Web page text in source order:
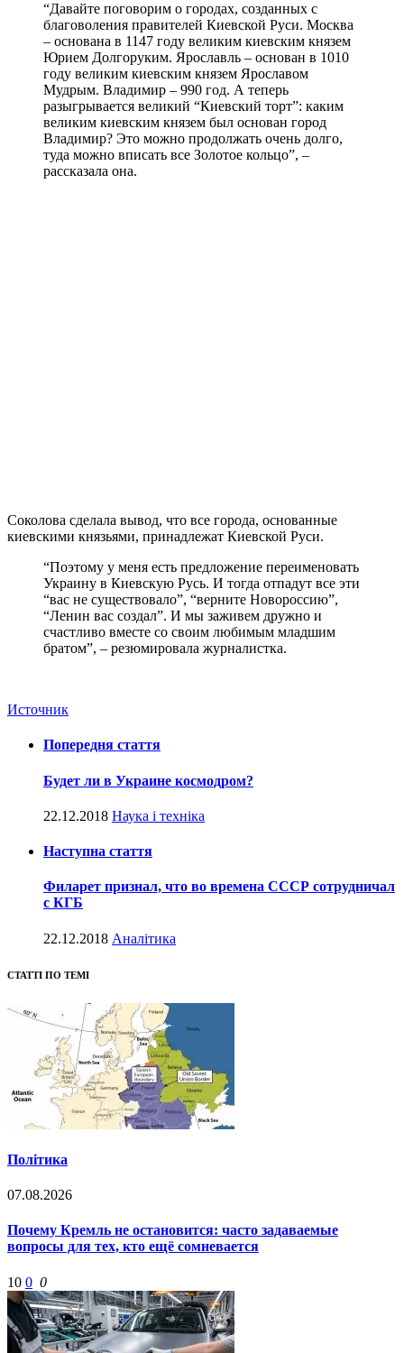
“Давайте поговорим о городах, созданных с
благоволения правителей Киевской Руси. Москва
– основана в 1147 году великим киевским князем
Юрием Долгоруким. Ярославль – основан в 1010
году великим киевским князем Ярославом
Мудрым. Владимир – 990 год. А теперь
разыгрывается великий “Киевский торт”: каким
великим киевским князем был основан город
Владимир? Это можно продолжать очень долго,
туда можно вписать все Золотое кольцо”, –
рассказала она.
Соколова сделала вывод, что все города, основанные
киевскими князьями, принадлежат Киевской Руси.
“Поэтому у меня есть предложение переименовать
Украину в Киевскую Русь. И тогда отпадут все эти
“вас не существовало”, “верните Новороссию”,
“Ленин вас создал”. И мы заживем дружно и
счастливо вместе со своим любимым младшим
братом”, – резюмировала журналистка.
Источник
Попередня стаття
Будет ли в Украине космодром?
22.12.2018 Наука і техніка
Наступна стаття
Филарет признал, что во времена СССР сотрудничал
с КГБ
22.12.2018 Аналітика
СТАТТІ ПО ТЕМІ
Політика
07.08.2026
Почему Кремль не остановится: часто задаваемые
вопросы для тех, кто ещё сомневается
10 0 0